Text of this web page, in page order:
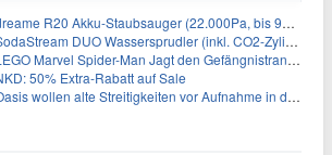
R20 Akku-Staubsauger (22.000Pa, bis 90 Min. Laufzeit) für 169€
DUO Wassersprudler (inkl. CO2-Zylinder) für 94€
Marvel Spider-Man Jagt den Gefängnistransporter (76349) für 32,99€
50% Extra-Rabatt auf Sale
wollen alte Streitigkeiten vor Aufnahme in die Rock and Roll Hall of Fame begraben